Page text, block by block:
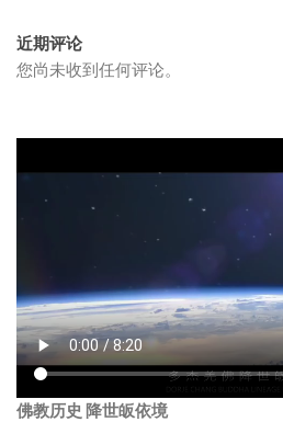
近期评论
您尚未收到任何评论。
佛教历史 降世皈依境